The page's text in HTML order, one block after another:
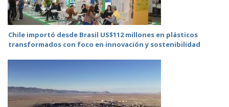
Chile importó desde Brasil US$112 millones en plásticos
transformados con foco en innovación y sostenibilidad